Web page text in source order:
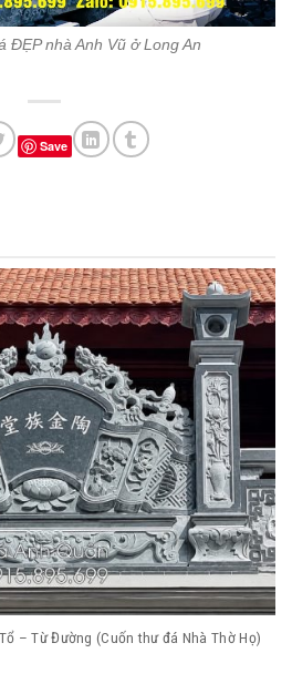
ĐẸP nhà Anh Vũ ở Long An
Save
– Từ Đường (Cuốn thư đá Nhà Thờ Họ)